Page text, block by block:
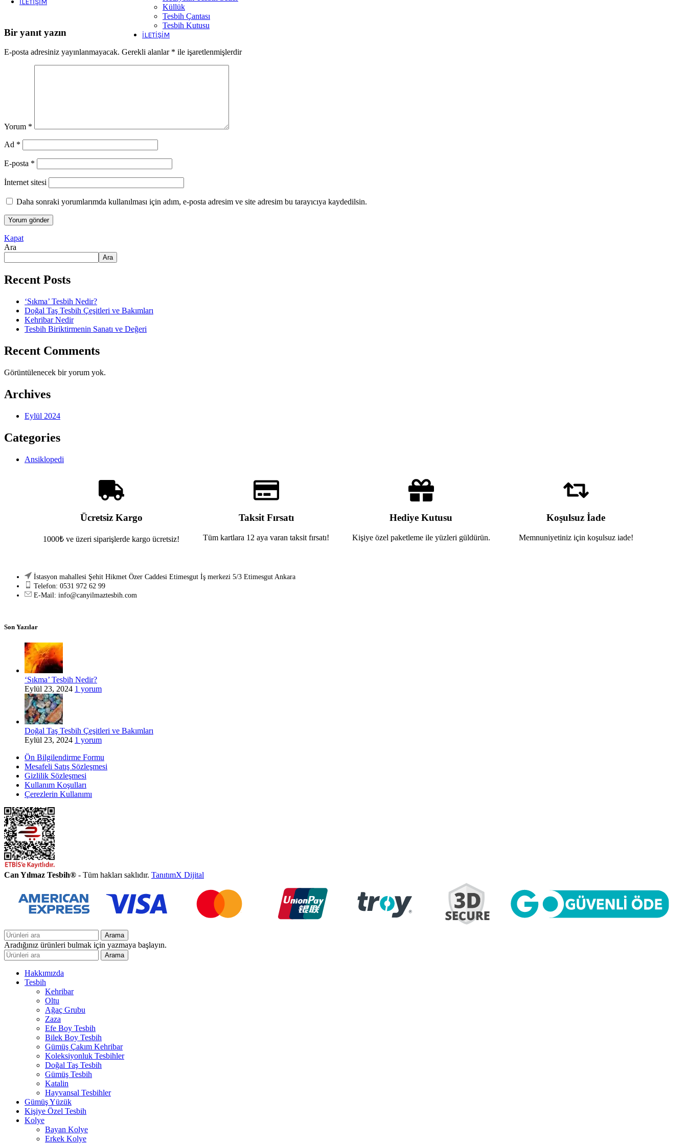
İLETIŞIM
Küllük
Tesbih Çantası
Tesbih Kutusu
İLETIŞIM
Bir yanıt yazın
E-posta adresiniz yayınlanmayacak. Gerekli alanlar * ile işaretlenmişlerdir
Yorum *
Ad *
E-posta *
İnternet sitesi
Daha sonraki yorumlarımda kullanılması için adım, e-posta adresim ve site adresim bu tarayıcıya kaydedilsin.
Kapat
Ara
Ara
Recent Posts
‘Sıkma’ Tesbih Nedir?
Doğal Taş Tesbih Çeşitleri ve Bakımları
Kehribar Nedir
Tesbih Biriktirmenin Sanatı ve Değeri
Recent Comments
Görüntülenecek bir yorum yok.
Archives
Eylül 2024
Categories
Ansiklopedi
Ücretsiz Kargo
1000₺ ve üzeri siparişlerde kargo ücretsiz!
Taksit Fırsatı
Tüm kartlara 12 aya varan taksit fırsatı!
Hediye Kutusu
Kişiye özel paketleme ile yüzleri güldürün.
Koşulsuz İade
Memnuniyetiniz için koşulsuz iade!
İstasyon mahallesi Şehit Hikmet Özer Caddesi Etimesgut İş merkezi 5/3 Etimesgut Ankara
Telefon: 0531 972 62 99
E-Mail: info@canyilmaztesbih.com
Son Yazılar
‘Sıkma’ Tesbih Nedir?
Eylül 23, 2024 1 yorum
Doğal Taş Tesbih Çeşitleri ve Bakımları
Eylül 23, 2024 1 yorum
Ön Bilgilendirme Formu
Mesafeli Satış Sözleşmesi
Gizlilik Sözleşmesi
Kullanım Koşulları
Çerezlerin Kullanımı
Can Yılmaz Tesbih® - Tüm hakları saklıdır. TanıtımX Dijital
Arama
Aradığınız ürünleri bulmak için yazmaya başlayın.
Arama
Hakkımızda
Tesbih
Kehribar
Oltu
Ağaç Grubu
Zaza
Efe Boy Tesbih
Bilek Boy Tesbih
Gümüş Çakım Kehribar
Koleksiyonluk Tesbihler
Doğal Taş Tesbih
Gümüş Tesbih
Katalin
Hayvansal Tesbihler
Gümüş Yüzük
Kişiye Özel Tesbih
Kolye
Bayan Kolye
Erkek Kolye